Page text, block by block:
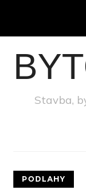
Stavba,
PODLAHY